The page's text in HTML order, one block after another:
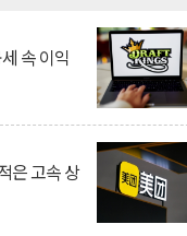
속 이익
은 고속 상